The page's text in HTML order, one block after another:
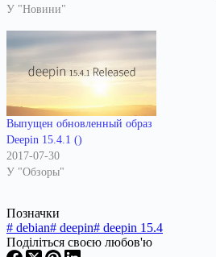
У "Новини"
Выпущен обновленный образ
Deepin 15.4.1 ()
2017-07-30
У "Обзоры"
Позначки
# debian# deepin# deepin 15.4
Поділіться своєю любов'ю